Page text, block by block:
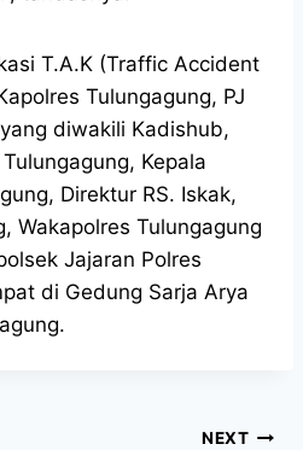
T.A.K (Traffic Accident
Tulungagung, PJ
diwakili Kadishub,
Kepala
Direktur RS. Iskak,
Wakapolres Tulungagung
Jajaran Polres
di Gedung Sarja Arya
NEXT